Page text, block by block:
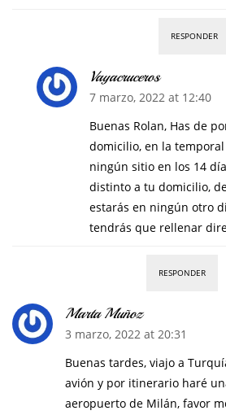
RESPONDER
Vayacruceros
7 marzo, 2022 at 12:40
Buenas Rolan, Has de
domicilio, en la
ningún sitio en los 14
distinto a tu domicilio,
estarás en ningún otro
tendrás que rellenar
RESPONDER
Marta Muñoz
3 marzo, 2022 at 20:31
Buenas tardes, viajo a
avión y por itinerario haré
aeropuerto de Milán, favor